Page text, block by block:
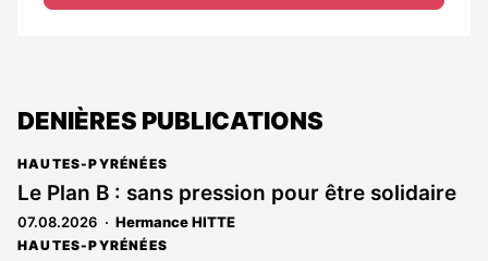
DENIÈRES PUBLICATIONS
HAUTES-PYRÉNÉES
Le Plan B : sans pression pour être solidaire
07.08.2026 Hermance HITTE
HAUTES-PYRÉNÉES